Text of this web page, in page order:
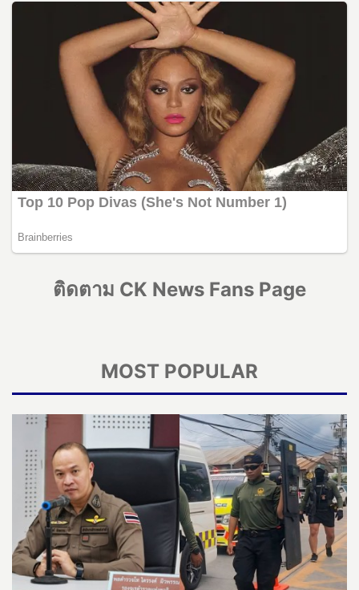
ติดตาม CK News Fans Page
MOST POPULAR